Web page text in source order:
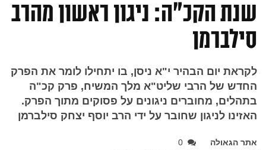
שנת הקכ"ה: ניגון ראשון מהרב
סילברמן
לקראת יום הבהיר י"א ניסן, בו יתחילו לומר את הפרק
החדש של הרבי שליט"א מלך המשיח, פרק קכ"ה
בתהלים, מחוברים ניגונים על פסוקים מתוך הפרק.
האזינו לניגון שחובר על ידי הרב יוסף יצחק סילברמן
אתר הגאולה
0